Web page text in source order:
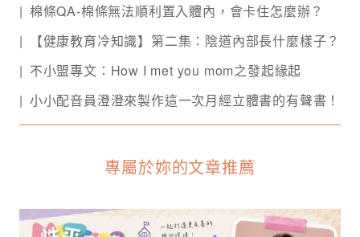
棉條QA-棉條無法順利置入體內，會卡住怎麼辦？
【健康教育冷知識】第二集：陰道內部長什麼樣子？
不小盟專文：How I met you mom之發起緣起
小小配音員澄澄來製作這一次月經立體書的有聲書！
專屬於妳的文章推薦